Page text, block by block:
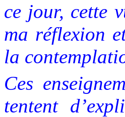
ce jour, cette
ma réflexion
la
Ces
tentent